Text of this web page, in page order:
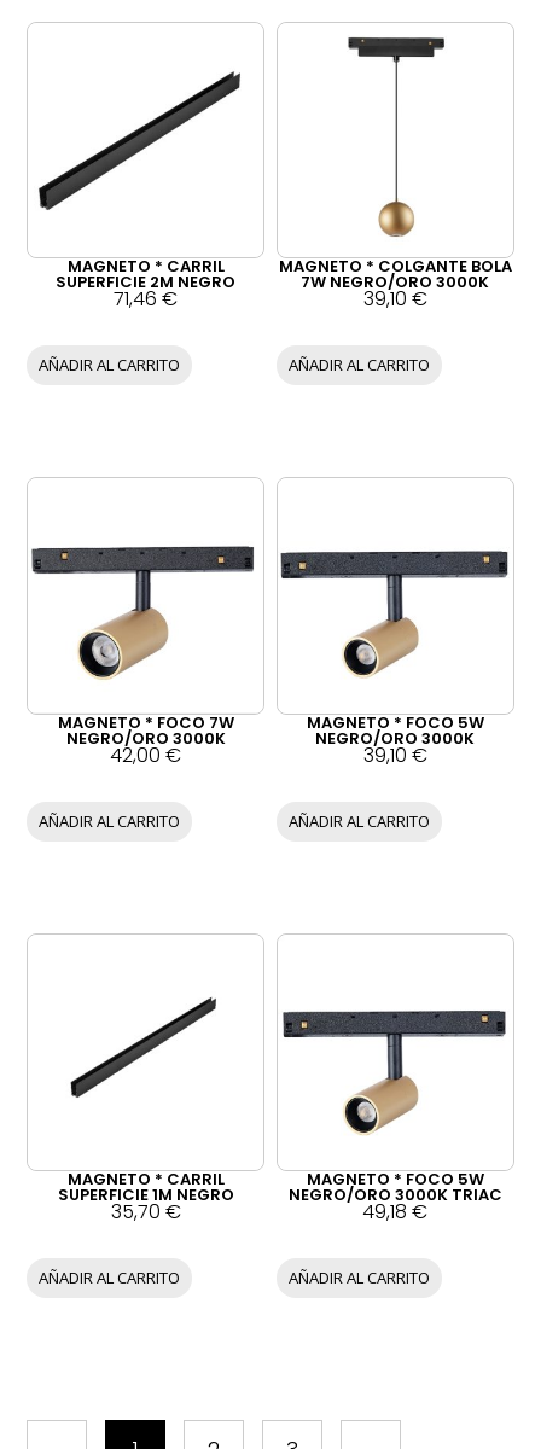
MAGNETO * CARRIL
SUPERFICIE 2M NEGRO
71,46€
AÑADIR AL CARRITO
MAGNETO * COLGANTE BOLA
7W NEGRO/ORO 3000K
39,10 €
AÑADIR AL CARRITO
MAGNETO * FOCO 7W
NEGRO/ORO 3000K
42,00€
AÑADIR AL CARRITO
MAGNETO * FOCO 5W
NEGRO/ORO 3000K
39,10 €
AÑADIR AL CARRITO
MAGNETO * CARRIL
SUPERFICIE 1M NEGRO
35,70 €
AÑADIR AL CARRITO
MAGNETO * FOCO 5W
NEGRO/ORO 3000K TRIAC
49,18€
AÑADIR AL CARRITO